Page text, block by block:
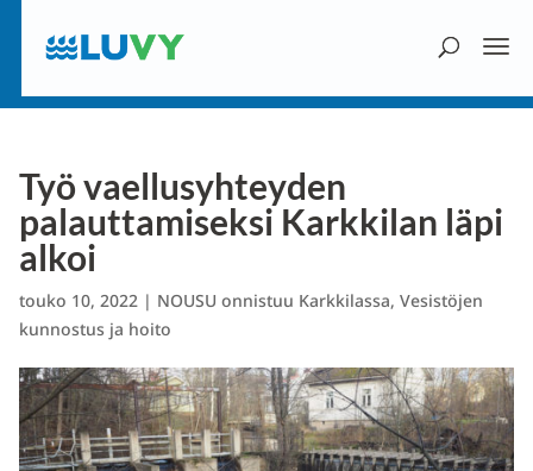
Työ vaellusyhteyden
palauttamiseksi Karkkilan läpi
alkoi
touko 10, 2022| NOUSU onnistuu Karkkilassa, Vesistöjen
kunnostus ja hoito